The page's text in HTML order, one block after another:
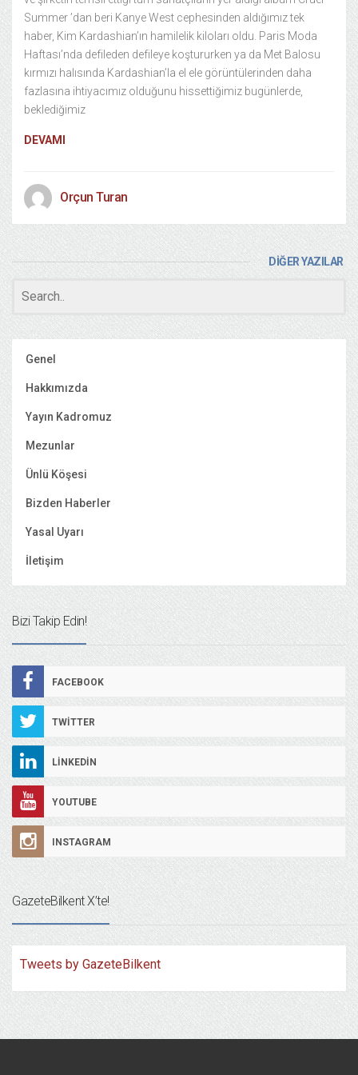
Summer ’dan beri Kanye West cephesinden aldığımız tek
haber, Kim Kardashian’ın hamilelik kiloları oldu. Paris Moda
Haftası’nda defileden defileye koştururken ya da Met Balosu
kırmızı halısında Kardashian’la el ele görüntülerinden daha
fazlasına ihtiyacımız olduğunu hissettiğimiz bugünlerde,
beklediğimiz
DEVAMI
Orçun Turan
DİĞER YAZILAR
Genel
Hakkımızda
Yayın Kadromuz
Mezunlar
Ünlü Köşesi
Bizden Haberler
Yasal Uyarı
İletişim
Bizi Takip Edin!
FACEBOOK
TWITTER
LINKEDIN
YOUTUBE
INSTAGRAM
GazeteBilkent X’te!
Tweets by GazeteBilkent